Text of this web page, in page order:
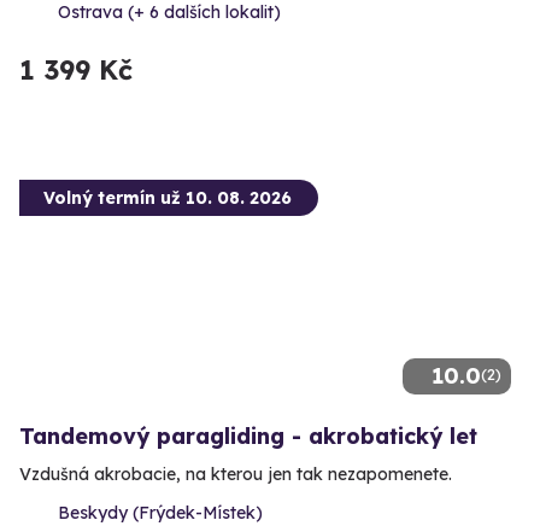
Ostrava (+ 6 dalších lokalit)
1 399 Kč
10.0(2)
Volný termín už 10. 08. 2026
Tandemový paragliding - akrobatický let
Vzdušná akrobacie, na kterou jen tak nezapomenete.
Beskydy (Frýdek-Místek)